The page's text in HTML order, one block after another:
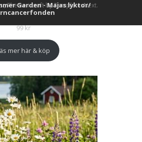
Garden - Majas lyktor/
99kr
mer här & köp
, Themei-craftby TemplatesNext.